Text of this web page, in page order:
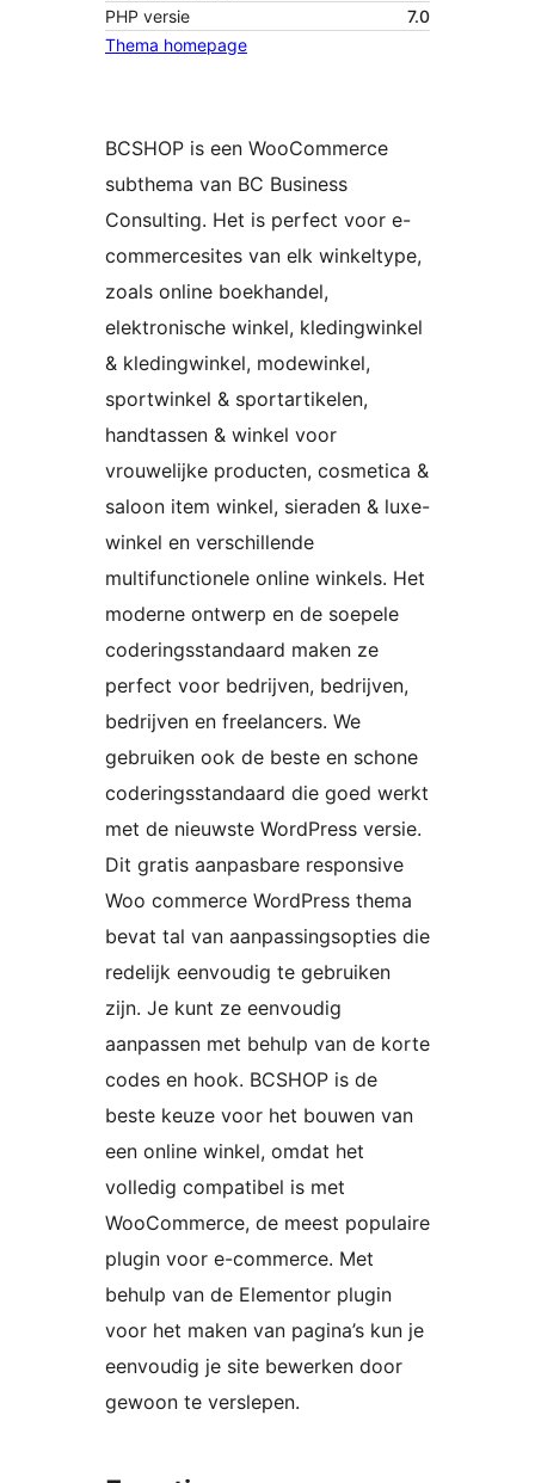
PHP versie
7.0
Thema homepage
BCSHOP is een WooCommerce
subthema van BC Business
Consulting. Het is perfect voor e-
commercesites van elk winkeltype,
zoals online boekhandel,
elektronische winkel, kledingwinkel
& kledingwinkel, modewinkel,
sportwinkel & sportartikelen,
handtassen & winkel voor
vrouwelijke producten, cosmetica &
saloon item winkel, sieraden & luxe-
winkel en verschillende
multifunctionele online winkels. Het
moderne ontwerp en de soepele
coderingsstandaard maken ze
perfect voor bedrijven, bedrijven,
bedrijven en freelancers. We
gebruiken ook de beste en schone
coderingsstandaard die goed werkt
met de nieuwste WordPress versie.
Dit gratis aanpasbare responsive
Woo commerce WordPress thema
bevat tal van aanpassingsopties die
redelijk eenvoudig te gebruiken
zijn. Je kunt ze eenvoudig
aanpassen met behulp van de korte
codes en hook. BCSHOP is de
beste keuze voor het bouwen van
een online winkel, omdat het
volledig compatibel is met
WooCommerce, de meest populaire
plugin voor e-commerce. Met
behulp van de Elementor plugin
voor het maken van pagina’s kun je
eenvoudig je site bewerken door
gewoon te verslepen.